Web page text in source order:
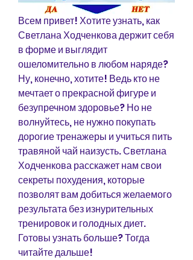
Всем привет! Хотите узнать, как
Светлана Ходченкова держит себя
в форме и выглядит
ошеломительно в любом наряде?
Ну, конечно, хотите! Ведь кто не
мечтает о прекрасной фигуре и
безупречном здоровье? Но не
волнуйтесь, не нужно покупать
дорогие тренажеры и учиться пить
травяной чай наизусть. Светлана
Ходченкова расскажет нам свои
секреты похудения, которые
позволят вам добиться желаемого
результата без изнурительных
тренировок и голодных диет.
Готовы узнать больше? Тогда
читайте дальше!